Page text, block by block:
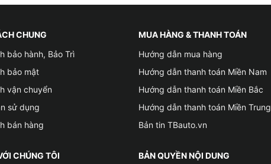
CHUNG
bảo hành, Bảo Trì
bảo mật
vận chuyển
sử dụng
bán hàng
MUA HÀNG & THANH TOÁN
Hướng dẫn mua hàng
Hướng dẫn thanh toán Miền Nam
Hướng dẫn thanh toán Miền Bắc
Hướng dẫn thanh toán Miền Trung
Bản tin TBauto.vn
CHÚNG TÔI BẢN QUYỀN NỘI DUNG